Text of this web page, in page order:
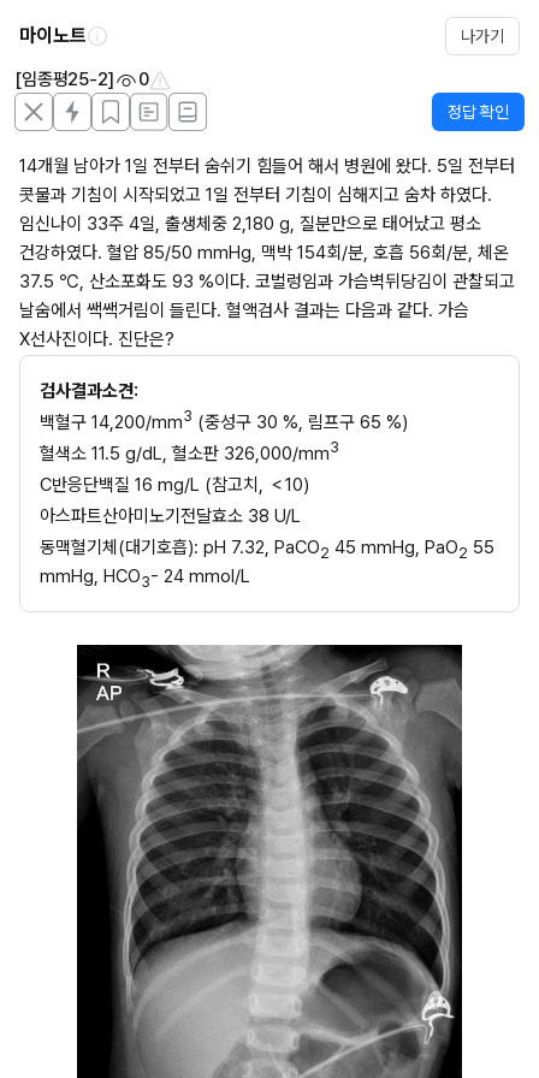
마이노트 나가기
[임종평25-2] 0
정답 확인
14개월 남아가 1일 전부터 숨쉬기 힘들어 해서 병원에 왔다. 5일 전부터
콧물과 기침이 시작되었고 1일 전부터 기침이 심해지고 숨차 하였다.
임신나이 33주 4일, 출생체중 2,180 g, 질분만으로 태어났고 평소
건강하였다. 혈압 85/50 mmHg, 맥박 154회/분, 호흡 56회/분, 체온
37.5 ℃, 산소포화도 93 %이다. 코벌렁임과 가슴벽뒤당김이 관찰되고
날숨에서 쌕쌕거림이 들린다. 혈액검사 결과는 다음과 같다. 가슴
X선사진이다. 진단은?
검사결과소견:
백혈구 14,200/mm3 (중성구 30 %, 림프구 65 %)
혈색소 11.5 g/dL, 혈소판 326,000/mm3
C반응단백질 16 mg/L (참고치, ＜10)
아스파트산아미노기전달효소 38 U/L
동맥혈기체(대기호흡): pH 7.32, PaCO2 45 mmHg, PaO2 55
mmHg, HCO3- 24 mmol/L